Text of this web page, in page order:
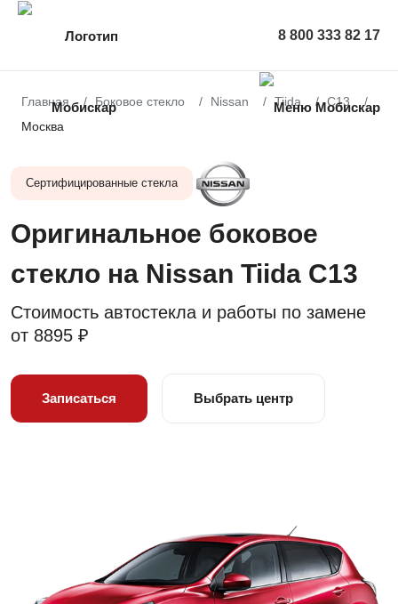
8 800 333 82 17
Главная Боковое стекло Nissan Tiida
C13
Москва
Сертифицированные стекла
Оригинальное боковое
стекло на Nissan Tiida C13
Стоимость автостекла и работы по замене
от 8895 ₽
Записаться Выбрать центр